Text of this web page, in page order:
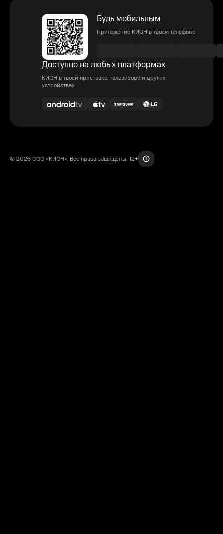
Будь мобильным
Приложение КИОН в твоем телефоне
Доступно на любых платформах
КИОН в твоей приставке, телевизоре и других
устройствах
© 2026 ООО «КИОН». Все права защищены. 12+